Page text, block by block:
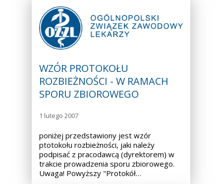
WZÓR PROTOKOŁU
ROZBIEŻNOŚCI - W RAMACH
SPORU ZBIOROWEGO
1 lutego 2007
poniżej przedstawiony jest wzór
ptotokołu rozbieżności, jaki należy
podpisać z pracodawcą (dyrektorem) w
trakcie prowadzenia sporu zbiorowego.
Uwaga! Powyższy "Protokół…